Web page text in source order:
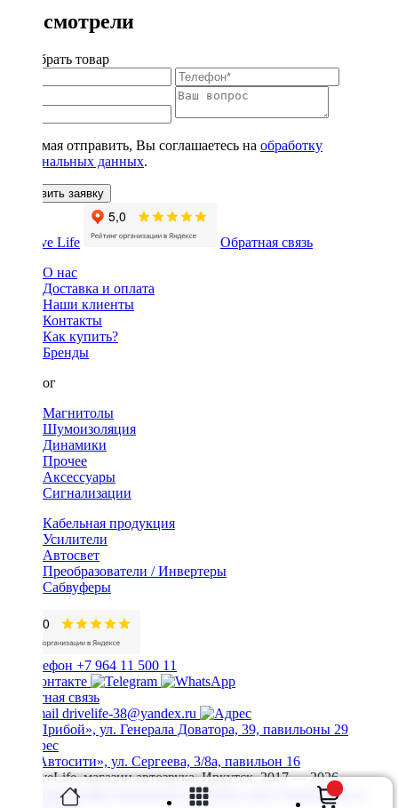
Вы смотрели
Подобрать товар
Нажимая отправить, Вы соглашаетесь на обработку
персональных данных.
Оставить заявку
Обратная связь
О нас
Доставка и оплата
Наши клиенты
Контакты
Как купить?
Бренды
Каталог
Магнитолы
Шумоизоляция
Динамики
Прочее
Аксессуары
Сигнализации
Кабельная продукция
Усилители
Автосвет
Преобразователи / Инвертеры
Сабвуферы
+7 964 11 500 11
Обратная связь
drivelife-38@yandex.ru
ТЦ «Прибой», ул. Генерала Доватора, 39, павильоны 29
ТЦ «Автосити», ул. Сергеева, 3/8а, павильон 16
© DriveLife, магазин автозвука, Иркутск. 2017 — 2026
Политика конфиденциальности Карта сайта
Разработано в